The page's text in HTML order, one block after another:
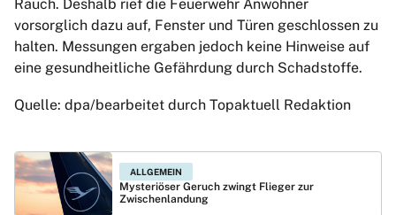
Rauch. Deshalb rief die Feuerwehr Anwohner
vorsorglich dazu auf, Fenster und Türen geschlossen zu
halten. Messungen ergaben jedoch keine Hinweise auf
eine gesundheitliche Gefährdung durch Schadstoffe.
Quelle: dpa/bearbeitet durch Topaktuell Redaktion
ALLGEMEIN
Mysteriöser Geruch zwingt Flieger zur
Zwischenlandung